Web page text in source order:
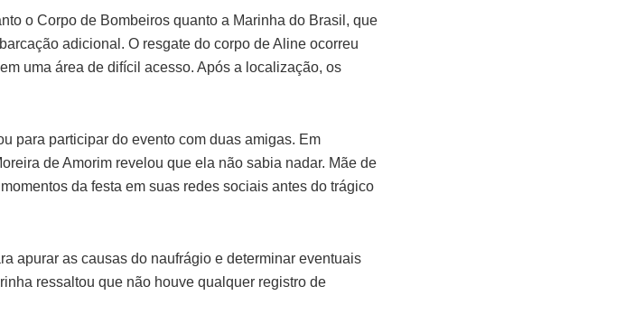
o Corpo de Bombeiros quanto a Marinha do Brasil, que
adicional. O resgate do corpo de Aline ocorreu
uma área de difícil acesso. Após a localização, os
para participar do evento com duas amigas. Em
de Amorim revelou que ela não sabia nadar. Mãe de
da festa em suas redes sociais antes do trágico
apurar as causas do naufrágio e determinar eventuais
ressaltou que não houve qualquer registro de